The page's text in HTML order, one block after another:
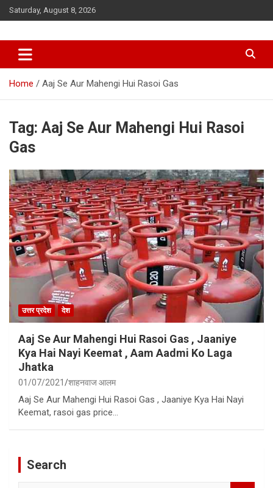
Skip
to
Saturday, August 8, 2026
Home Aaj Se Aur Mahengi Hui Rasoi Gas
Tag: Aaj Se Aur Mahengi Hui Rasoi
Gas
उत्तर प्रदेश देश
Aaj Se Aur Mahengi Hui Rasoi Gas , Jaaniye
Kya Hai Nayi Keemat , Aam Aadmi Ko Laga
Jhatka
01/07/2021 शाहनवाज आलम
Aaj Se Aur Mahengi Hui Rasoi Gas , Jaaniye Kya Hai Nayi
Keemat, rasoi gas price…
Search